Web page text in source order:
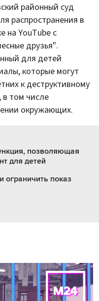
районный суд
распространения в
на YouTube с
друзья".
для детей
которые могут
к деструктивному
том числе
окружающих.
позволяющая
для детей
показ